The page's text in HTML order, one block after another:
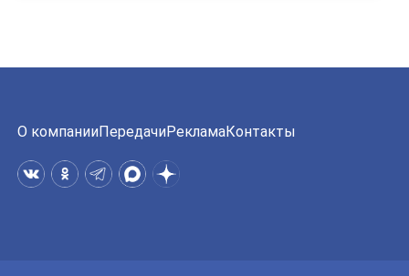
О компанииПередачиРекламаКонтакты